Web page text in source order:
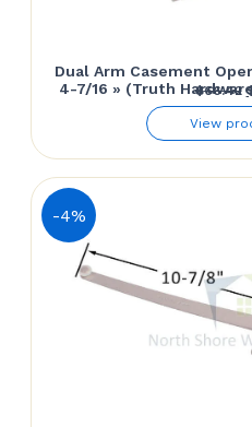
Dual Arm Casement
4-7/16 » (Truth
$66.42
View
-4%